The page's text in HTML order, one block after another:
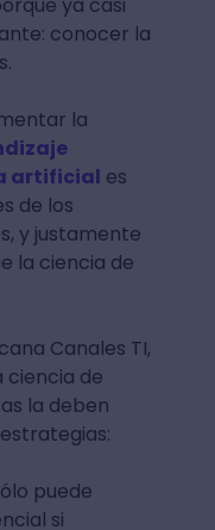
ya casi
conocer la
la
artificial es
de los
y justamente
la ciencia de
Canales TI,
ciencia de
la deben
puede
si